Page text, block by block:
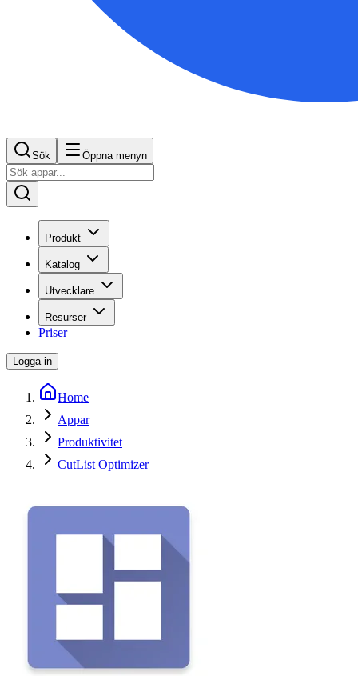
Sök Öppna menyn
Produkt
Katalog
Utvecklare
Resurser
Priser
Logga in
Home
Appar
Produktivitet
CutList Optimizer